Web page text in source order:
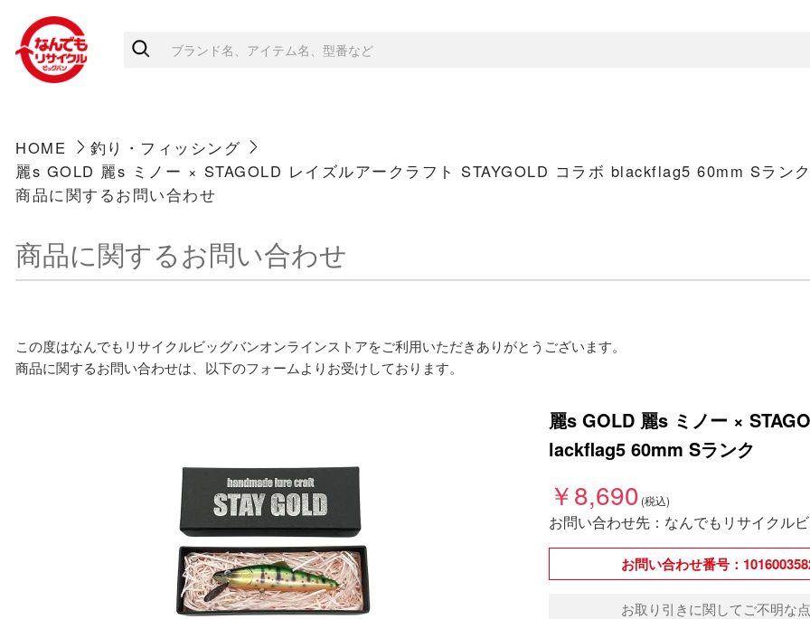
HOME
釣り・フィッシング
麗s GOLD 麗s ミノー × STAGOLD レイズルアークラフト STAYGOLD コラボ blackflag5 60mm Sランク
商品に関するお問い合わせ
商品に関するお問い合わせ
この度はなんでもリサイクルビッグバンオンラインストアをご利用いただきありがとうございます。
商品に関するお問い合わせは、以下のフォームよりお受けしております。
麗s GOLD 麗s ミノー ×
lackflag5 60mm Sランク
￥8,690
お問い合わせ先：なんでもリサイクル
お問い合わせ番号：
お取り引きに関してご不明な点